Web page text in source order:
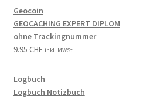
Geocoin
GEOCACHING EXPERT DIPLOM
ohne Trackingnummer
9.95 CHF inkl. MWSt.
Logbuch
Logbuch Notizbuch